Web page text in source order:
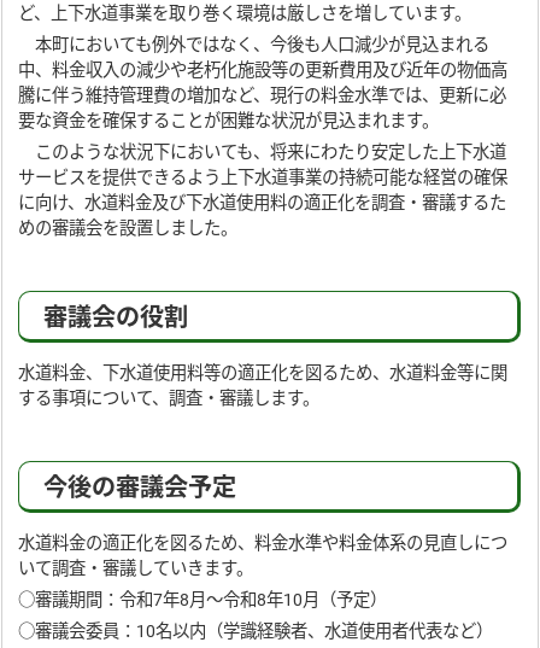
ど、上下水道事業を取り巻く環境は厳しさを増しています。
本町においても例外ではなく、今後も人口減少が見込まれる
中、料金収入の減少や老朽化施設等の更新費用及び近年の物価高
騰に伴う維持管理費の増加など、現行の料金水準では、更新に必
要な資金を確保することが困難な状況が見込まれます。
このような状況下においても、将来にわたり安定した上下水道
サービスを提供できるよう上下水道事業の持続可能な経営の確保
に向け、水道料金及び下水道使用料の適正化を調査・審議するた
めの審議会を設置しました。
審議会の役割
水道料金、下水道使用料等の適正化を図るため、水道料金等に関
する事項について、調査・審議します。
今後の審議会予定
水道料金の適正化を図るため、料金水準や料金体系の見直しにつ
いて調査・審議していきます。
○審議期間：令和7年8月～令和8年10月（予定）
○審議会委員：10名以内（学識経験者、水道使用者代表など）